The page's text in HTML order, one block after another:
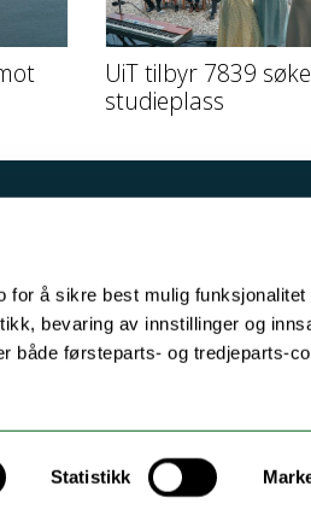
å sikre best mulig
bevaring av innstillinger og
både førsteparts- og tredjeparts-
Statistikk
UiT tilbyr 7839
studieplass